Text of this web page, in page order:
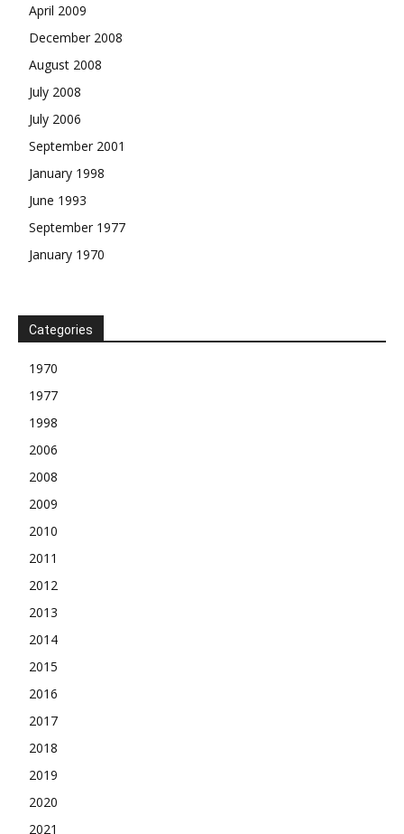
April 2009
December 2008
August 2008
July 2008
July 2006
September 2001
January 1998
June 1993
September 1977
January 1970
Categories
1970
1977
1998
2006
2008
2009
2010
2011
2012
2013
2014
2015
2016
2017
2018
2019
2020
2021